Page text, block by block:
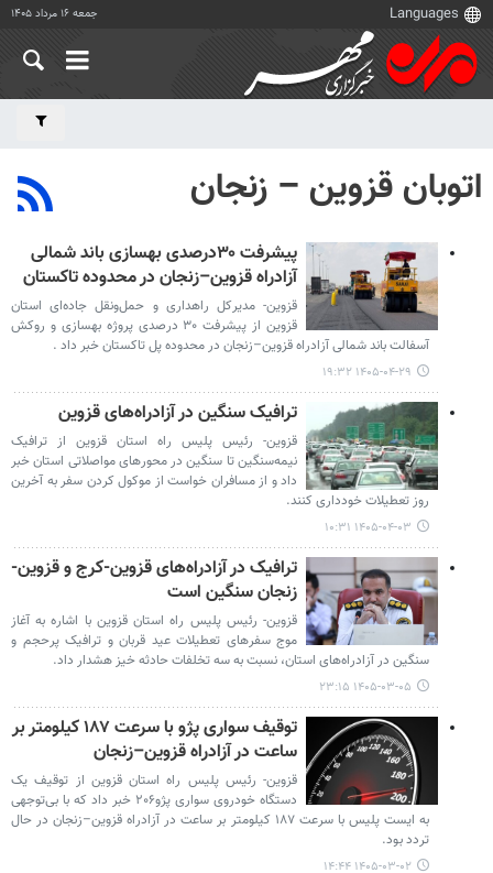
جمعه ۱۶ مرداد ۱۴۰۵
اتوبان قزوین – زنجان
پیشرفت ۳۰درصدی بهسازی باند شمالی
آزادراه قزوین–زنجان در محدوده تاکستان
قزوین- مدیرکل راهداری و حمل‌ونقل جاده‌ای استان
قزوین از پیشرفت ۳۰ درصدی پروژه بهسازی و روکش
آسفالت باند شمالی آزادراه قزوین–زنجان در محدوده پل تاکستان خبر داد .
۱۴۰۵-۰۴-۲۹ ۱۹:۳۲
ترافیک سنگین در آزادراه‌های قزوین
قزوین- رئیس پلیس راه استان قزوین از ترافیک
نیمه‌سنگین تا سنگین در محورهای مواصلاتی استان خبر
داد و از مسافران خواست از موکول کردن سفر به آخرین
روز تعطیلات خودداری کنند.
۱۴۰۵-۰۴-۰۳ ۱۰:۳۱
ترافیک در آزادراه‌های قزوین-کرج و قزوین-
زنجان سنگین است
قزوین- رئیس پلیس راه استان قزوین با اشاره به آغاز
موج سفرهای تعطیلات عید قربان و ترافیک پرحجم و
سنگین در آزادراه‌های استان، نسبت به سه تخلفات حادثه خیز هشدار داد.
۱۴۰۵-۰۳-۰۵ ۲۳:۱۵
توقیف سواری پژو با سرعت ۱۸۷ کیلومتر بر
ساعت در آزادراه قزوین–زنجان
قزوین- رئیس پلیس راه استان قزوین از توقیف یک
دستگاه خودروی سواری پژو۲۰۶ خبر داد که با بی‌توجهی
به ایست پلیس با سرعت ۱۸۷ کیلومتر بر ساعت در آزادراه قزوین–زنجان در حال
تردد بود.
۱۴۰۵-۰۳-۰۲ ۱۴:۴۴